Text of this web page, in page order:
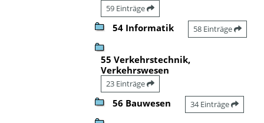
59 Einträge
54 Informatik 58 Einträge
55 Verkehrstechnik,
Verkehrswesen
23 Einträge
56 Bauwesen 34 Einträge